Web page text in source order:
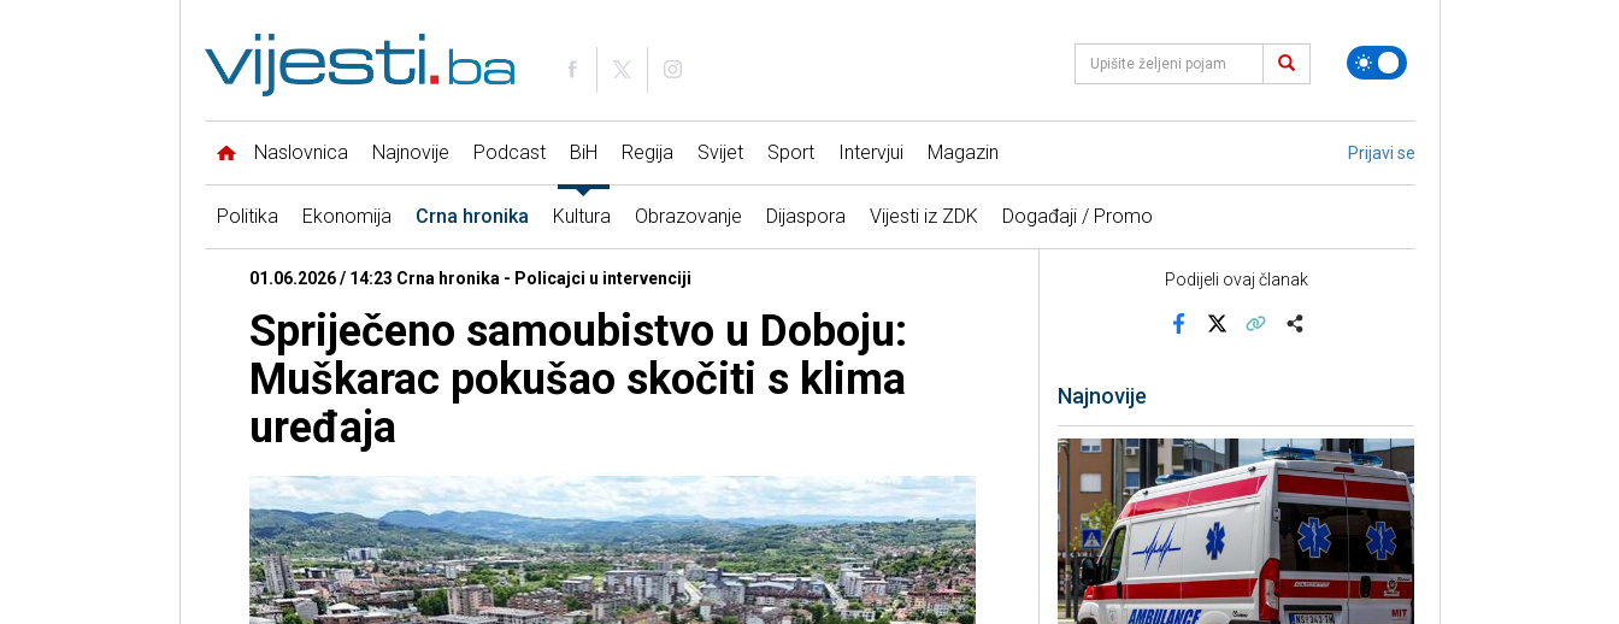
Naslovnica Najnovije Podcast BiH Regija Svijet Sport Intervjui Magazin Prijavi se
Politika Ekonomija Crna hronika Kultura Obrazovanje Dijaspora Vijesti iz ZDK Događaji / Promo
01.06.2026 / 14:23 Crna hronika - Policajci u intervenciji
Spriječeno samoubistvo u Doboju:
Muškarac pokušao skočiti s klima
uređaja
Podijeli ovaj članak
Najnovije